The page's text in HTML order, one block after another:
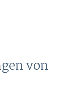
von